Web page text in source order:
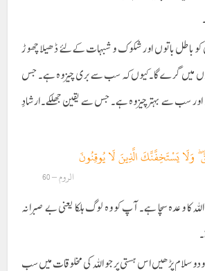
باطل باتوں اور شکوک و شبہات کے لئے ڈھیلا چھوڑ
میں گرے گا۔ کیوں کہ سب سے بری چیز وہ ہے۔ جس
سب سے بہتر چیز وہ ہے۔ جس سے یقین جھلکے۔ارشادِ
وَلَا يَسْتَخِفَّنَّكَ الَّذِينَ لَا يُوقِنُونَ
الروم – 60
کا وعدہ سچا ہے۔ آپ کو وہ لوگ ہلکا یعنی بے صبرانہ
و سلام پڑھیں اس ہستی پر جو اللہ کی مخلوقات میں سب